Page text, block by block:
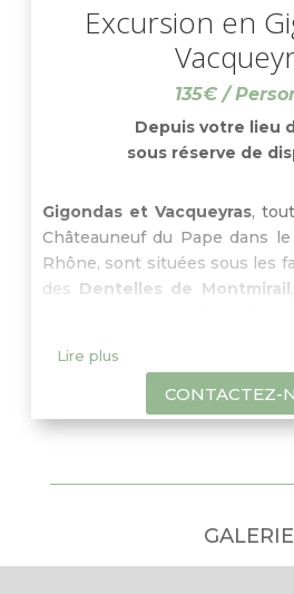
Excursion en
135€ /
Depuis votre lieu
sous réserve de
Gigondas et Vacqueyras,
Châteauneuf du Pape dans
Rhône, sont situées sous les
des Dentelles de Montmirail
caractéristiques de ces deux
vins rouges reposent
assemblage deGrenache,
Lire plus
CONTACTEZ-
GALERIE